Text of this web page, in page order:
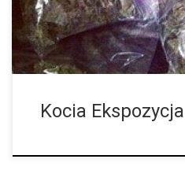
chorób? JAVMAnews,
Medical Association, wydało
temat weterynaryjnej marihuany.
Kocia